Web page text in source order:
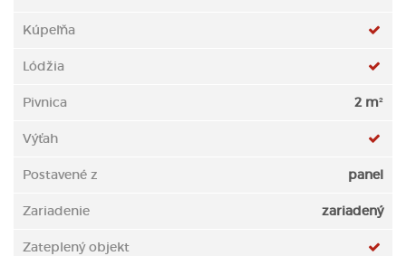
Kúpeľňa
Lódžia
Pivnica 2 m²
Výťah
Postavené z panel
Zariadenie zariadený
Zateplený objekt